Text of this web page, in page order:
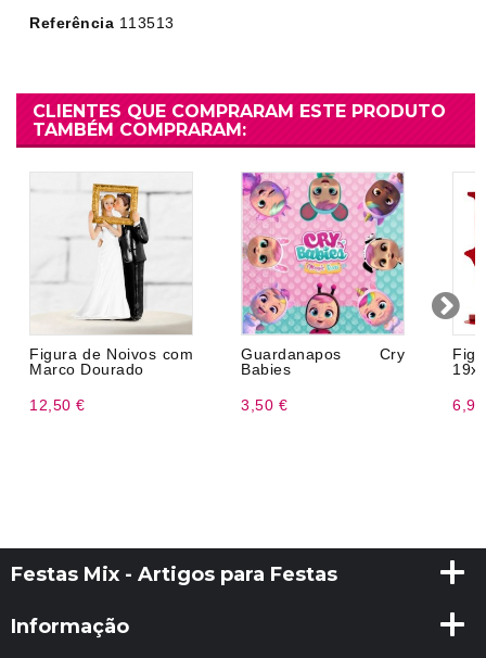
Referência 113513
CLIENTES QUE COMPRARAM ESTE PRODUTO
TAMBÉM COMPRARAM:
Figura de Noivos com
Marco Dourado
12,50 €
Guardanapos Cry
Babies
3,50 €
Festas Mix - Artigos para Festas
Informação